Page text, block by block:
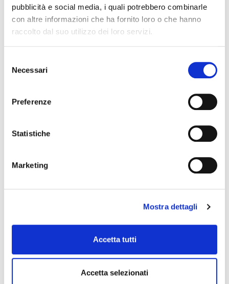
pubblicità e social media, i quali potrebbero combinarle
con altre informazioni che ha fornito loro o che hanno
raccolto dal suo utilizzo dei loro servizi.
delNecessari
Preferenze
Statistiche
Marketing
Mostra dettagli
Accetta tutti
Accetta selezionati
vendere la tua sarà doppiamente tentato di
valutarti un po’ di più il tuo immobile.
l’immobile molto probabilmente non sarà messo
una corretta
stima commerciale è fondamentale per
vendere casa a Trieste in tempi brevi e al
giuste.